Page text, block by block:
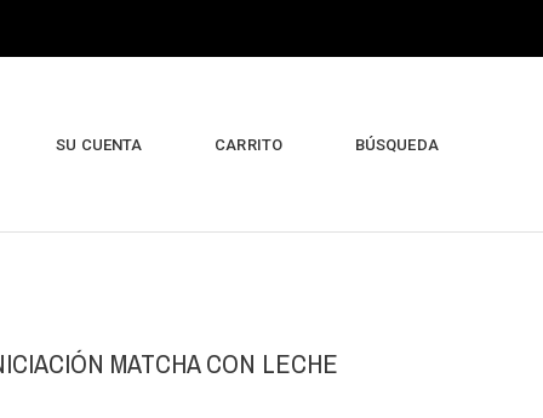
SU CUENTA CARRITO BÚSQUEDA
MATCHA CON LECHE